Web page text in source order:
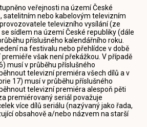
veřejnosti na území České
satelitním nebo kabelovým televizním
televizního vysílání (ze
sídlem na území České republiky (dále
příslušného kalendářního roku.
na festivalu nebo přehlídce v době
však není překážkou. V případě
musí v průběhu příslušného
televizní premiéra všech dílů a v
17) musí v průběhu příslušného
televizní premiéra alespoň pěti
premiérovaný seriál považuje
více dílů seriálu (nazývaný jako řada,
obsahově a/nebo názvem na starší